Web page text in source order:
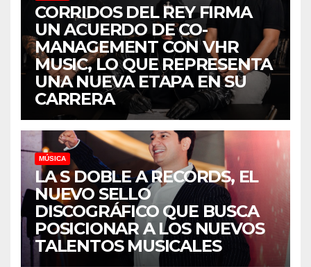
CORRIDOS DEL REY FIRMA
UN ACUERDO DE CO-
MANAGEMENT CON VHR
MUSIC, LO QUE REPRESENTA
UNA NUEVA ETAPA EN SU
CARRERA
MÚSICA
LA S DOBLE A RECORDS, EL
NUEVO SELLO
DISCOGRÁFICO QUE BUSCA
POSICIONAR A LOS NUEVOS
TALENTOS MUSICALES